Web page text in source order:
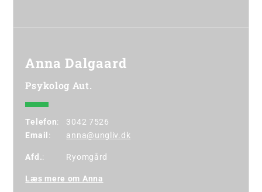
Anna Dalgaard
Psykolog Aut.
Telefon:
3042 7526
Email : anna@ungliv.dk
Afd.: Ryomgård
Læs mere om Anna